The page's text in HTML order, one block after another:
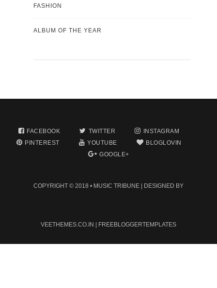
FASHION
ALBUM OF THE YEAR
FACEBOOK TWITTER
INSTAGRAM
PINTEREST
YOUTUBE
BLOGLOVIN
GOOGLE+
COPYRIGHT © 2018 • MUSIC TRIBUNE | DESIGNED BY
VEETHEMES.CO.IN | FREEBLOGGERTEMPLATES